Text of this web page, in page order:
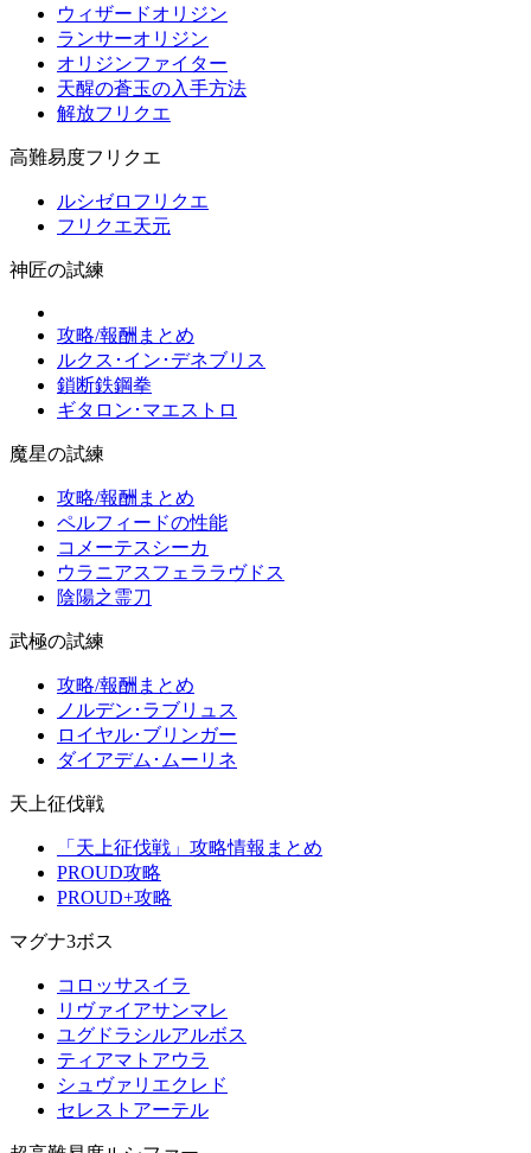
ウィザードオリジン
ランサーオリジン
オリジンファイター
天醒の蒼玉の入手方法
解放フリクエ
高難易度フリクエ
ルシゼロフリクエ
フリクエ天元
神匠の試練
攻略/報酬まとめ
ルクス･イン･デネブリス
鎖断鉄鋼拳
ギタロン･マエストロ
魔星の試練
攻略/報酬まとめ
ペルフィードの性能
コメーテスシーカ
ウラニアスフェララヴドス
陰陽之霊刀
武極の試練
攻略/報酬まとめ
ノルデン･ラブリュス
ロイヤル･ブリンガー
ダイアデム･ムーリネ
天上征伐戦
「天上征伐戦」攻略情報まとめ
PROUD攻略
PROUD+攻略
マグナ3ボス
コロッサスイラ
リヴァイアサンマレ
ユグドラシルアルボス
ティアマトアウラ
シュヴァリエクレド
セレストアーテル